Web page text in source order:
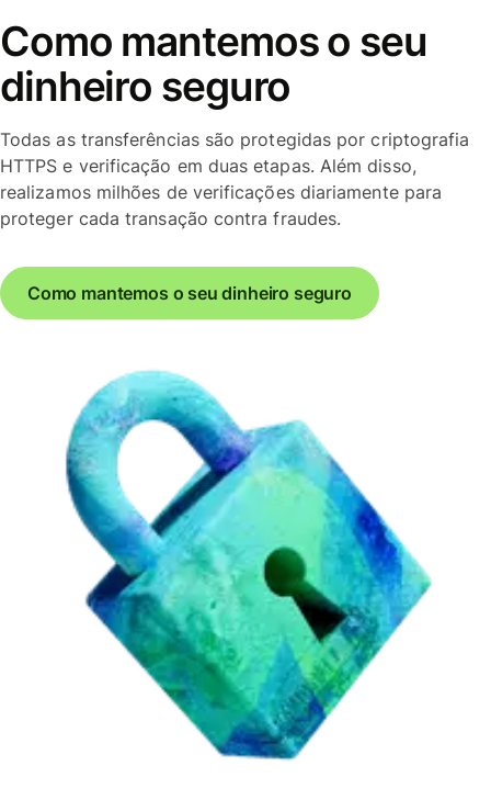
Como mantemos o seu
dinheiro seguro
Todas as transferências são protegidas por criptografia
HTTPS e verificação em duas etapas. Além disso,
realizamos milhões de verificações diariamente para
proteger cada transação contra fraudes.
Como mantemos o seu dinheiro seguro